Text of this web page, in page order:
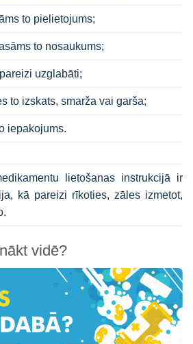
to pielietojums;
to nosaukums;
uzglabāti;
to izskats, smarža vai garša;
iepakojums.
lietošanas instrukcijā ir
kā pareizi rīkoties, zāles izmetot,
vidē?